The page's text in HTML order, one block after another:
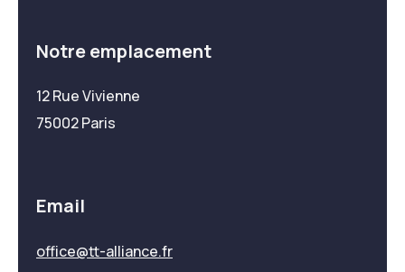
Notre emplacement
12 Rue Vivienne
75002 Paris
Email
office@tt-alliance.fr